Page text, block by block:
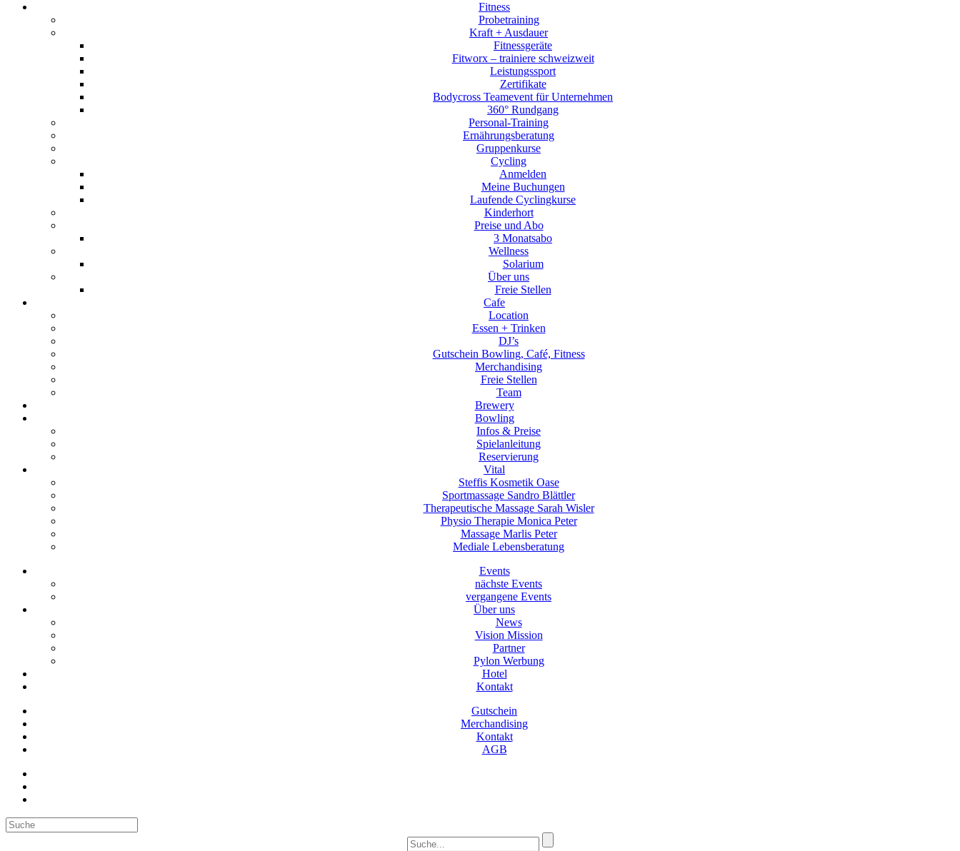
Fitness
Probetraining
Kraft + Ausdauer
Fitnessgeräte
Fitworx – trainiere schweizweit
Leistungssport
Zertifikate
Bodycross Teamevent für Unternehmen
360° Rundgang
Personal-Training
Ernährungsberatung
Gruppenkurse
Cycling
Anmelden
Meine Buchungen
Laufende Cyclingkurse
Kinderhort
Preise und Abo
3 Monatsabo
Wellness
Solarium
Über uns
Freie Stellen
Cafe
Location
Essen + Trinken
DJ’s
Gutschein Bowling, Café, Fitness
Merchandising
Freie Stellen
Team
Brewery
Bowling
Infos & Preise
Spielanleitung
Reservierung
Vital
Steffis Kosmetik Oase
Sportmassage Sandro Blättler
Therapeutische Massage Sarah Wisler
Physio Therapie Monica Peter
Massage Marlis Peter
Mediale Lebensberatung
Events
nächste Events
vergangene Events
Über uns
News
Vision Mission
Partner
Pylon Werbung
Hotel
Kontakt
Gutschein
Merchandising
Kontakt
AGB